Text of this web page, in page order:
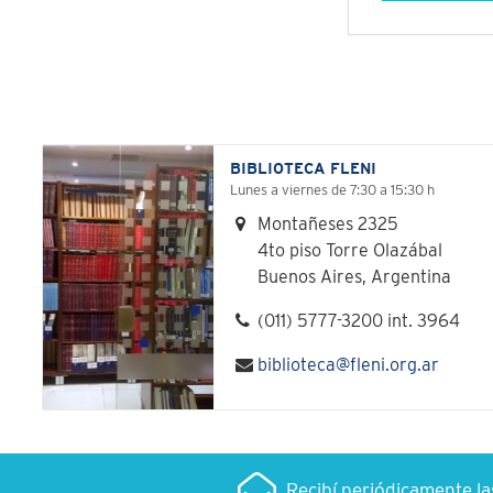
BIBLIOTECA FLENI
Lunes a viernes de 7:30 a 15:30 h
Montañeses 2325
4to piso Torre Olazábal
Buenos Aires, Argentina
(011) 5777-3200 int. 3964
biblioteca@fleni.org.ar